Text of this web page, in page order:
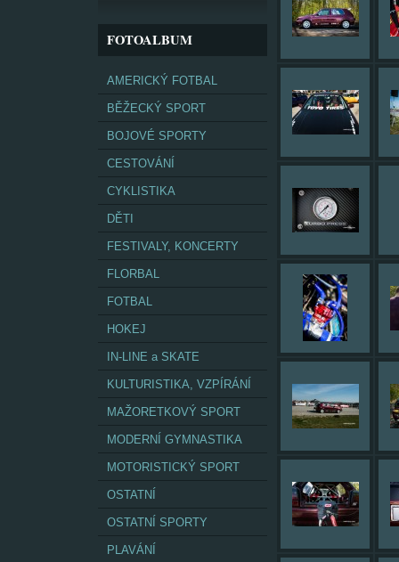
FOTOALBUM
AMERICKÝ FOTBAL
BĚŽECKÝ SPORT
BOJOVÉ SPORTY
CESTOVÁNÍ
CYKLISTIKA
DĚTI
FESTIVALY, KONCERTY
FLORBAL
FOTBAL
HOKEJ
IN-LINE a SKATE
KULTURISTIKA, VZPÍRÁNÍ
MAŽORETKOVÝ SPORT
MODERNÍ GYMNASTIKA
MOTORISTICKÝ SPORT
OSTATNÍ
OSTATNÍ SPORTY
PLAVÁNÍ